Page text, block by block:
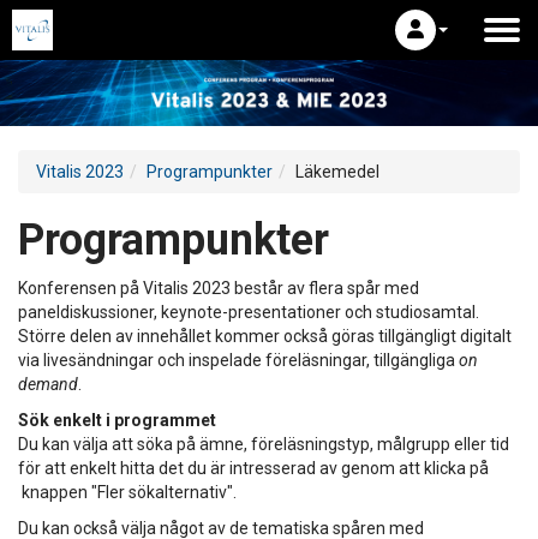
Vitalis 2023 Programpunkter Läkemedel
Programpunkter
Konferensen på Vitalis 2023 består av flera spår med
paneldiskussioner, keynote-presentationer och studiosamtal.
Större delen av innehållet kommer också göras tillgängligt digitalt
via livesändningar och inspelade föreläsningar, tillgängliga on
demand
Sök enkelt i programmet
Du kan välja att söka på ämne, föreläsningstyp, målgrupp eller tid
för att enkelt hitta det du är intresserad av genom att klicka på
knappen "Fler sökalternativ".
Du kan också välja något av de tematiska spåren med